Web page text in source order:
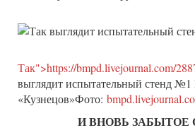
Так">https://bmpd.livejournal.com/
выглядит испытательный стенд
«Кузнецов»Фото:
И ВНОВЬ ЗАБЫТОЕ